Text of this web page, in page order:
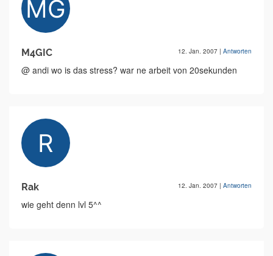
M4GIC 12. Jan. 2007 | Antworten
@ andi wo is das stress? war ne arbeit von 20sekunden
Rak 12. Jan. 2007 | Antworten
wie geht denn lvl 5^^